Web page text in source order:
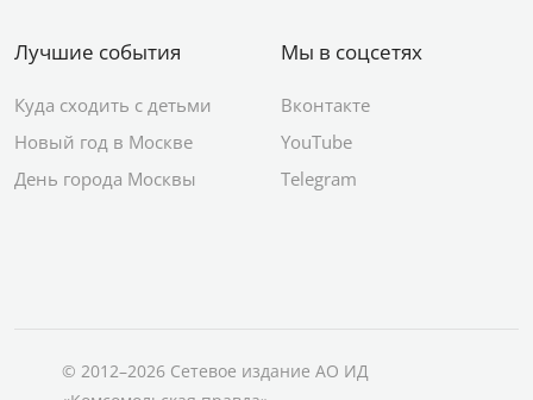
Лучшие события
Куда сходить с детьми
Новый год в Москве
День города Москвы
Мы в соцсетях
Вконтакте
YouTube
Telegram
© 2012–2026 Сетевое издание АО ИД